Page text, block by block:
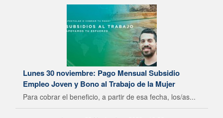
Lunes 30 noviembre: Pago Mensual Subsidio
Empleo Joven y Bono al Trabajo de la Mujer
Para cobrar el beneficio, a partir de esa fecha, los/as...